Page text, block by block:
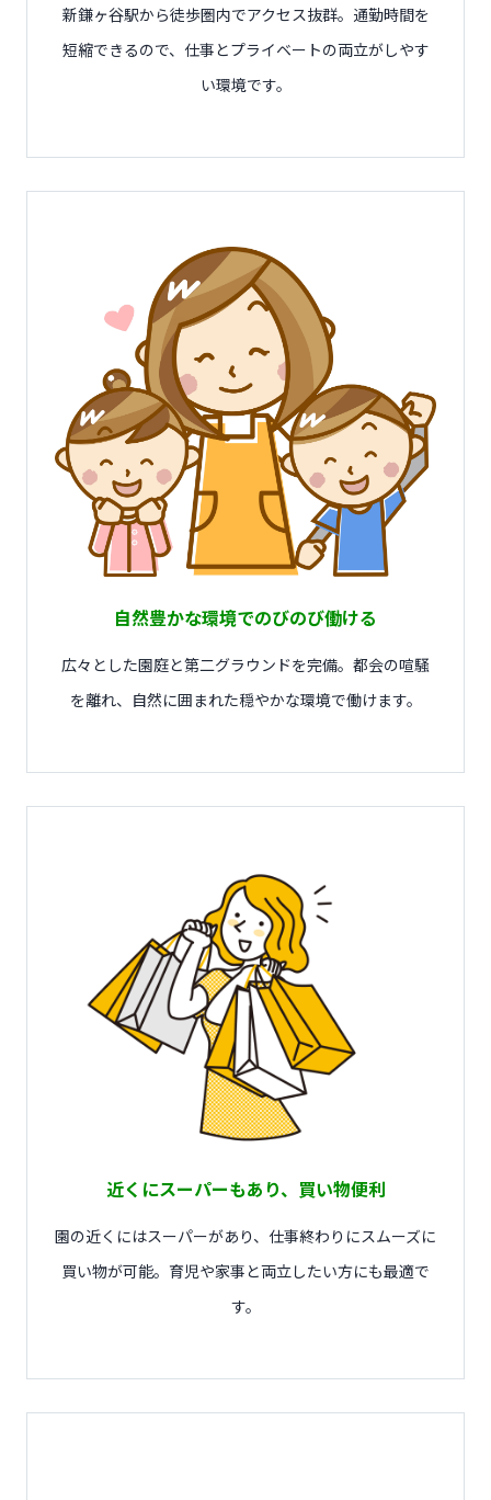
新鎌ヶ谷駅から徒歩圏内でアクセス抜群。通勤時間を
短縮できるので、仕事とプライベートの両立がしやす
い環境です。
自然豊かな環境でのびのび働ける
広々とした園庭と第二グラウンドを完備。都会の喧騒
を離れ、自然に囲まれた穏やかな環境で働けます。
近くにスーパーもあり、買い物便利
園の近くにはスーパーがあり、仕事終わりにスムーズに
買い物が可能。育児や家事と両立したい方にも最適で
す。